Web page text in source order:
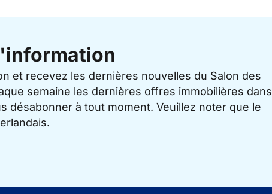
et recevez les dernières nouvelles du Salon des
semaine les dernières offres immobilières dans
désabonner à tout moment. Veuillez noter que le